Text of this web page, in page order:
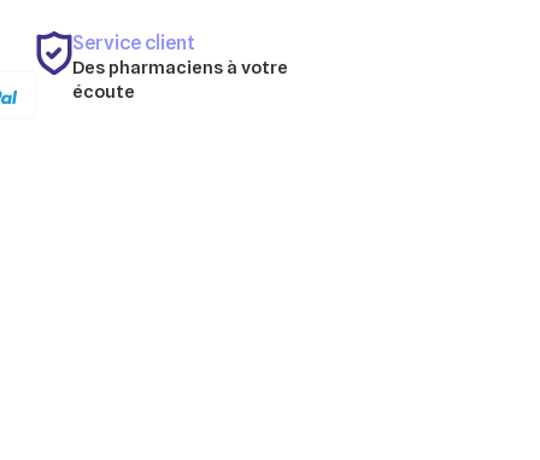
Service client
Des pharmaciens à votre
écoute